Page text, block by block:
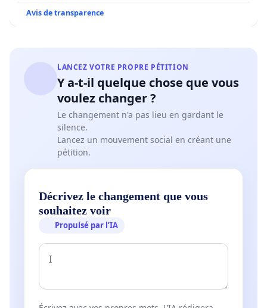
Avis de transparence
LANCEZ VOTRE PROPRE PÉTITION
Y a-t-il quelque chose que vous
voulez changer ?
Le changement n'a pas lieu en gardant le
silence.
Lancez un mouvement social en créant une
pétition.
Décrivez le changement que vous
souhaitez voir
Propulsé par l’IA